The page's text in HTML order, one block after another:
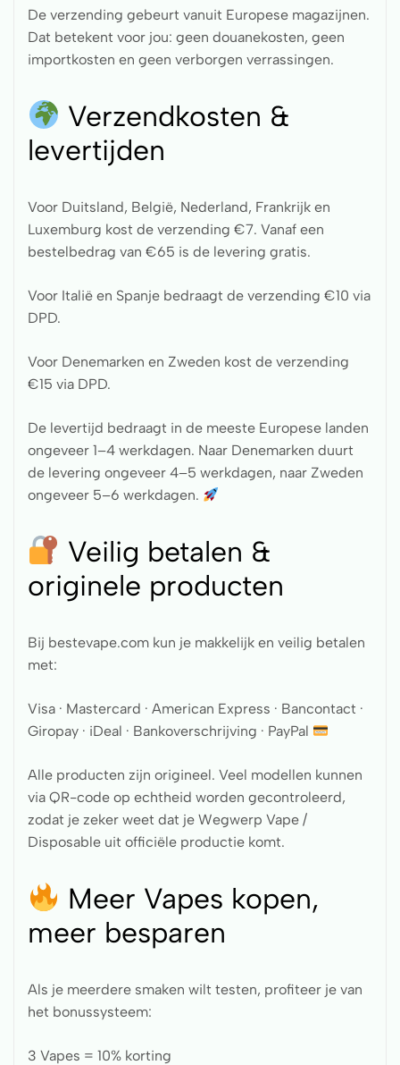
De verzending gebeurt vanuit Europese magazijnen.
Dat betekent voor jou: geen douanekosten, geen
importkosten en geen verborgen verrassingen.
Verzendkosten &
levertijden
Voor Duitsland, België, Nederland, Frankrijk en
Luxemburg kost de verzending €7. Vanaf een
bestelbedrag van €65 is de levering gratis.
Voor Italië en Spanje bedraagt de verzending €10 via
DPD.
Voor Denemarken en Zweden kost de verzending
€15 via DPD.
De levertijd bedraagt in de meeste Europese landen
ongeveer 1–4 werkdagen. Naar Denemarken duurt
de levering ongeveer 4–5 werkdagen, naar Zweden
ongeveer 5–6 werkdagen.
Veilig betalen &
originele producten
Bij bestevape.com kun je makkelijk en veilig betalen
met:
Visa · Mastercard · American Express · Bancontact ·
Giropay · iDeal · Bankoverschrijving · PayPal
Alle producten zijn origineel. Veel modellen kunnen
via QR-code op echtheid worden gecontroleerd,
zodat je zeker weet dat je Wegwerp Vape /
Disposable uit officiële productie komt.
Meer Vapes kopen,
meer besparen
Als je meerdere smaken wilt testen, profiteer je van
het bonussysteem:
3 Vapes = 10% korting